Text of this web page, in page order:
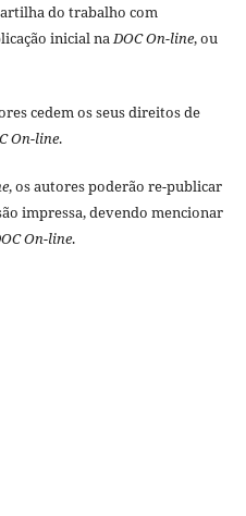
do trabalho com
inicial naDOC On-line, ou
cedem os seus direitos de
On-line.
, os autores poderão re-publicar
impressa, devendo mencionar
On-line.